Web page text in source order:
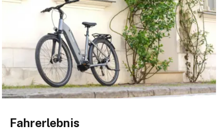
Fahrerlebnis